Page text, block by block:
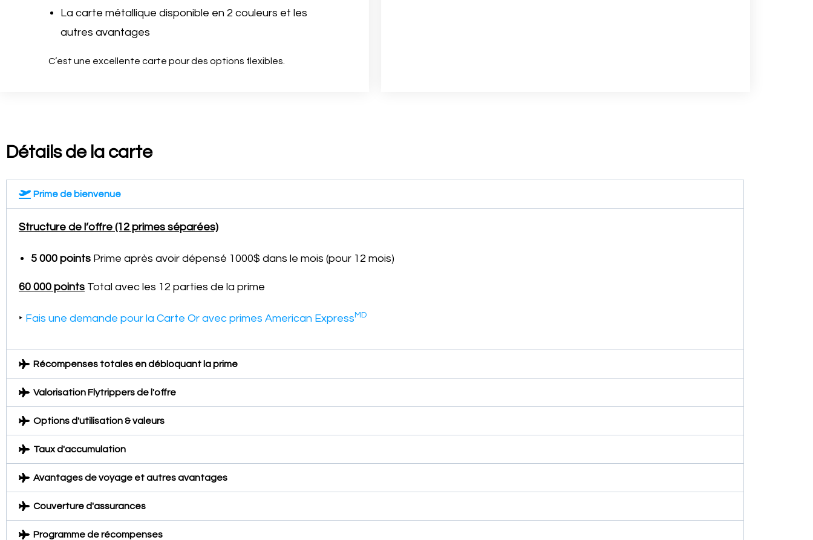
La carte métallique disponible en 2 couleurs et les
autres avantages
C’est une excellente carte pour des options flexibles.
Détails de la carte
Prime de bienvenue
Structure de l’offre (12 primes séparées)
5 000 points Prime après avoir dépensé 1000$ dans le mois (pour 12 mois)
60 000 points Total avec les 12 parties de la prime
‣ Fais une demande pour la Carte Or avec primes American Express MD
Récompenses totales en débloquant la prime
Valorisation Flytrippers de l'offre
Options d'utilisation & valeurs
Taux d'accumulation
Avantages de voyage et autres avantages
Couverture d'assurances
Programme de récompenses